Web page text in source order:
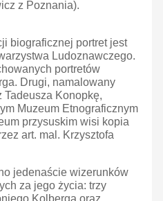
z Poznania).
biograficznej portret jest
Ludoznawczego.
portretów
Drugi, namalowany
Tadeusza Konopkę,
Muzeum Etnograficznym
przysuskim wisi kopia
art. mal. Krzysztofa
jedenaście wizerunków
za jego życia: trzy